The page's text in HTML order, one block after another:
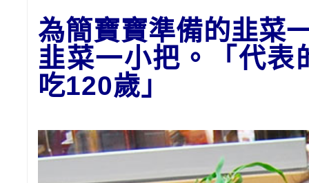
為簡寶寶準備的韭菜
韭菜一小把。「代表
吃120歲 」